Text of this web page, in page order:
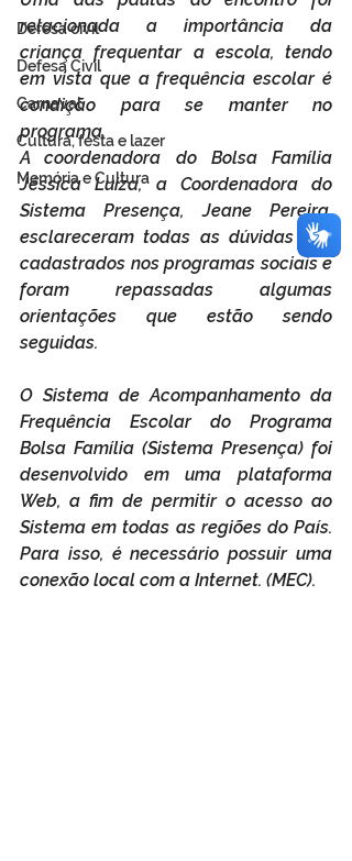
Defesa cívil
Defesa Civil
Carnaval
Cultura, festa e lazer
Memória e Cultura
relacionada a importância da
criança frequentar a escola, tendo
em vista que a frequência escolar é
condição para se manter no
programa.
A coordenadora do Bolsa Família
Jéssica Luiza, a Coordenadora do
Sistema Presença, Jeane Pereira,
esclareceram todas as dúvidas dos
cadastrados nos programas sociais e
foram repassadas algumas
orientações que estão sendo
seguidas.
O Sistema de Acompanhamento da
Frequência Escolar do Programa
Bolsa Família (Sistema Presença) foi
desenvolvido em uma plataforma
Web, a fim de permitir o acesso ao
Sistema em todas as regiões do País.
Para isso, é necessário possuir uma
conexão local com a Internet. (MEC).